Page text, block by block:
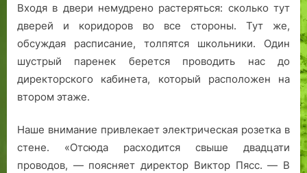
Входя в двери немудрено растеряться: сколько тут
дверей и коридоров во все стороны. Тут же,
обсуждая расписание, толпятся школьники. Один
шустрый паренек берется проводить нас до
директорского кабинета, который расположен на
втором этаже.
Наше внимание привлекает электрическая розетка в
стене. «Отсюда расходится свыше двадцати
проводов, — поясняет директор Виктор Пясс. — В